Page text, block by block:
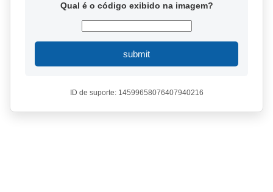
Qual é o código exibido na imagem?
submit
ID de suporte: 14599658076407940216